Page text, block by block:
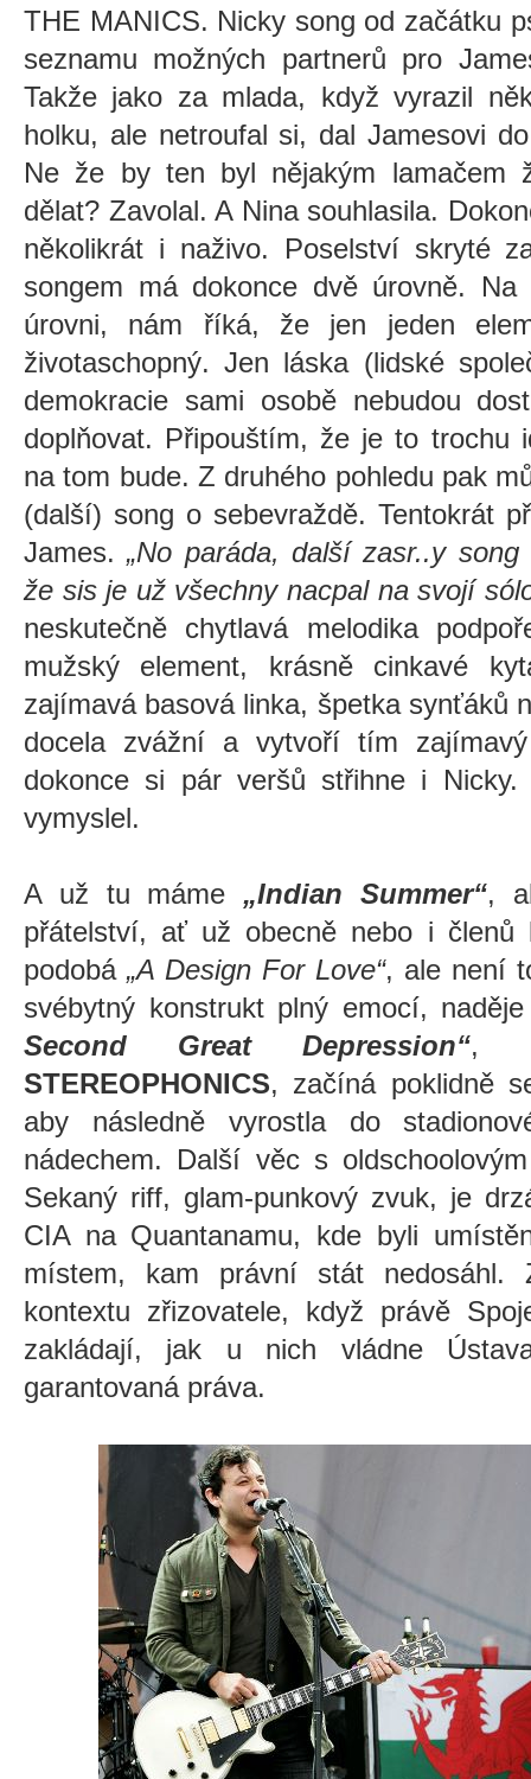
THE MANICS. Nicky song od začátku
seznamu možných partnerů pro
Takže jako za mlada, když vyrazil
holku, ale netroufal si, dal Jamesovi
Ne že by ten byl nějakým lamačem
dělat? Zavolal. A Nina souhlasila.
několikrát i naživo. Poselství skryté
songem má dokonce dvě úrovně.
úrovni, nám říká, že jen jeden
životaschopný. Jen láska (lidské
demokracie sami osobě nebudou
doplňovat. Připouštím, že je to trochu
na tom bude. Z druhého pohledu pak
(další) song o sebevraždě. Tentokrát
James. „No paráda, další zasr..y
že sis je už všechny nacpal na svojí
neskutečně chytlavá melodika
mužský element, krásně cinkavé
zajímavá basová linka, špetka synťáků
docela zvážní a vytvoří tím
dokonce si pár veršů střihne i
vymyslel.
A už tu máme „Indian Summer“,
přátelství, ať už obecně nebo i členů
podobá„A Design For Love“, ale není
svébytný konstrukt plný emocí,
Second Great Depression“,
STEREOPHONICS, začíná poklidně
aby následně vyrostla do
nádechem. Další věc s
Sekaný riff, glam-punkový zvuk, je
CIA na Quantanamu, kde byli
místem, kam právní stát
kontextu zřizovatele, když právě
zakládají, jak u nich vládne
garantovaná práva.